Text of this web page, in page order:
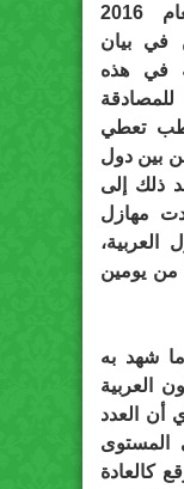
القمة منذ 2005، رفض العام 2016
في بيان
في هذه
تعطي
بين دول
ذلك إلى
مهازل
العربية،
من يومين
شهد به
العربية
أن العدد
المستوى
يتوقع كالعادة